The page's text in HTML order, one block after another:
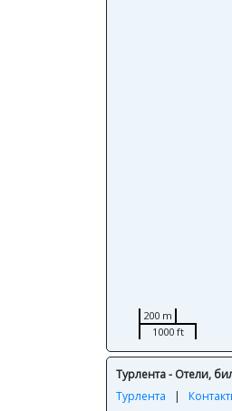
200 m
1000 ft
Турлента - Отели,
Турлента |